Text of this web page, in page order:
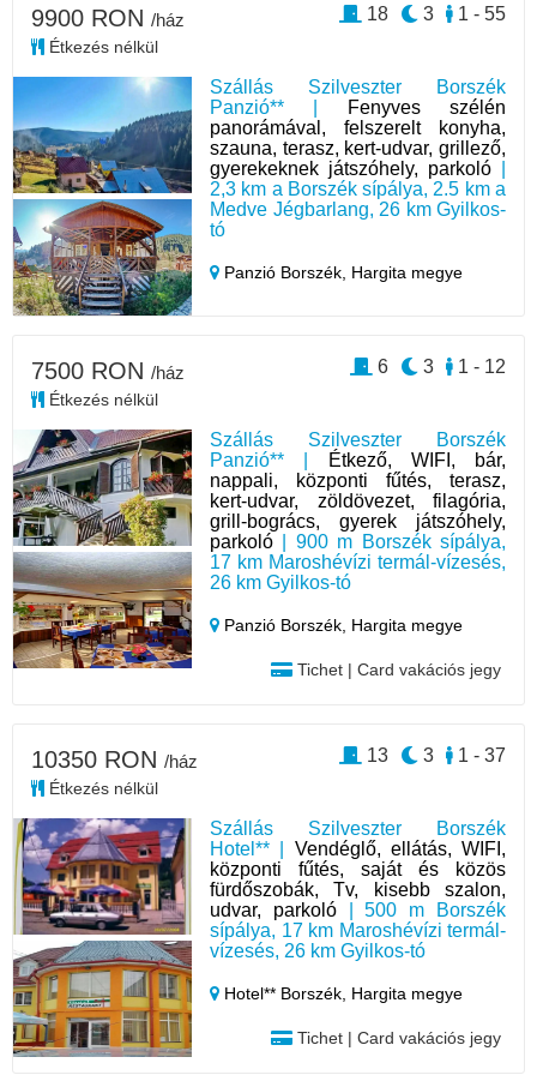
Szállás Szilveszter Borszék
Panzió** |
Fenyves szélén
panorámával, felszerelt konyha,
szauna, terasz, kert-udvar, grillező,
gyerekeknek játszóhely, parkoló
2,3 km a Borszék sípálya, 2.5 km a
Medve Jégbarlang, 26 km Gyilkos-
tó
Panzió Borszék, Hargita megye
9900 RON /ház
Étkezés nélkül
1 - 55
3
18
Szállás Szilveszter Borszék
Panzió** |
Étkező, WIFI, bár,
nappali, központi fűtés, terasz,
kert-udvar, zöldövezet, filagória,
grill-bogrács, gyerek játszóhely,
parkoló | 900 m Borszék sípálya,
17 km Maroshévízi termál-vízesés,
26 km Gyilkos-tó
Panzió Borszék, Hargita megye
Tichet | Card vakációs jegy
7500 RON /ház
Étkezés nélkül
1 - 12
3
6
Szállás Szilveszter Borszék
Hotel** | Vendéglő, ellátás, WIFI,
központi fűtés, saját és közös
fürdőszobák, Tv, kisebb szalon,
udvar, parkoló| 500 m Borszék
sípálya, 17 km Maroshévízi termál-
vízesés, 26 km Gyilkos-tó
Hotel** Borszék, Hargita megye
Tichet | Card vakációs jegy
10350 RON /ház
Étkezés nélkül
1 - 37
3
13